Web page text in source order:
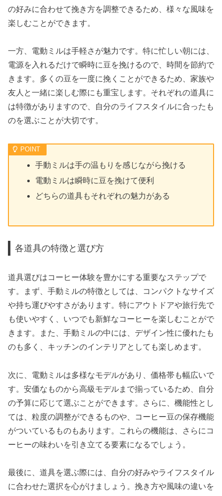
の好みに合わせて挽き方を調整できるため、様々な風味を
楽しむことができます。
一方、電動ミルは手軽さが魅力です。特に忙しい朝には、
電源を入れるだけで瞬時に豆を挽けるので、時間を節約で
きます。多くの豆を一度に挽くことができるため、家族や
友人と一緒に楽しむ際にも重宝します。それぞれの道具に
は特徴がありますので、自分のライフスタイルに合ったも
のを選ぶことが大切です。
手動ミルは手の温もりを感じながら挽ける
電動ミルは瞬時に豆を挽けて便利
どちらの道具もそれぞれの魅力がある
各道具の特徴と選び方
道具選びはコーヒー体験を豊かにする重要なステップで
す。まず、手動ミルの特徴としては、コンパクトなサイズ
や持ち運びやすさがあります。特にアウトドアや旅行先で
も使いやすく、いつでも新鮮なコーヒーを楽しむことがで
きます。また、手動ミルの中には、デザイン性に優れたも
のも多く、キッチンのインテリアとしても楽しめます。
次に、電動ミルは多様なモデルがあり、価格帯も幅広いで
す。安価なものから高級モデルまで揃っているため、自分
の予算に応じて選ぶことができます。さらに、機能性とし
ては、粒度の調整ができるものや、コーヒー豆の保存機能
がついているものもあります。これらの機能は、さらにコ
ーヒーの味わいを引き立てる要素になるでしょう。
最後に、道具を選ぶ際には、自分の好みやライフスタイル
に合わせた選択を心がけましょう。挽き方や風味の違いを